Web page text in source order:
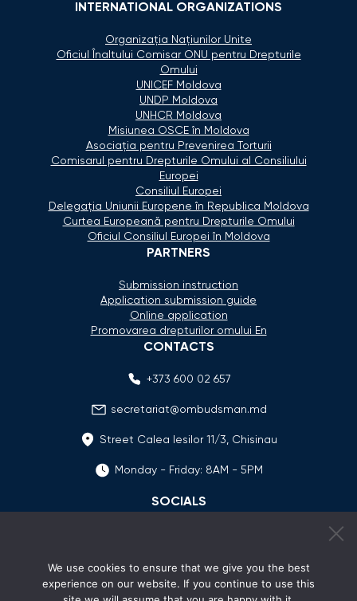
INTERNATIONAL ORGANIZATIONS
Organizaţia Naţiunilor Unite
Oficiul Înaltului Comisar ONU pentru Drepturile
Omului
UNICEF Moldova
UNDP Moldova
UNHCR Moldova
Misiunea OSCE în Moldova
Asociaţia pentru Prevenirea Torturii
Comisarul pentru Drepturile Omului al Consiliului
Europei
Consiliul Europei
Delegaţia Uniunii Europene în Republica Moldova
Curtea Europeană pentru Drepturile Omului
Oficiul Consiliul Europei în Moldova
PARTNERS
Submission instruction
Application submission guide
Online application
Promovarea drepturilor omului En
CONTACTS
+373 600 02 657
secretariat@ombudsman.md
Street Calea Iesilor 11/3, Chisinau
Monday - Friday: 8AM - 5PM
SOCIALS
We use cookies to ensure that we give you the best
experience on our website. If you continue to use this